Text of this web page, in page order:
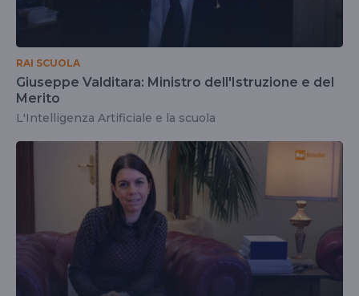
RAI SCUOLA
Giuseppe Valditara: Ministro dell'Istruzione e del
Merito
L'Intelligenza Artificiale e la scuola